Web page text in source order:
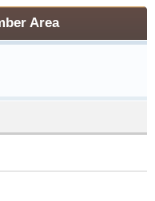
Area